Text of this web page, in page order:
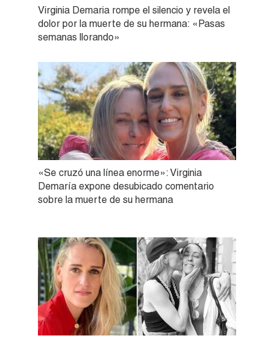
Virginia Demaria rompe el silencio y revela el
dolor por la muerte de su hermana: «Pasas
semanas llorando»
«Se cruzó una línea enorme»: Virginia
Demaría expone desubicado comentario
sobre la muerte de su hermana